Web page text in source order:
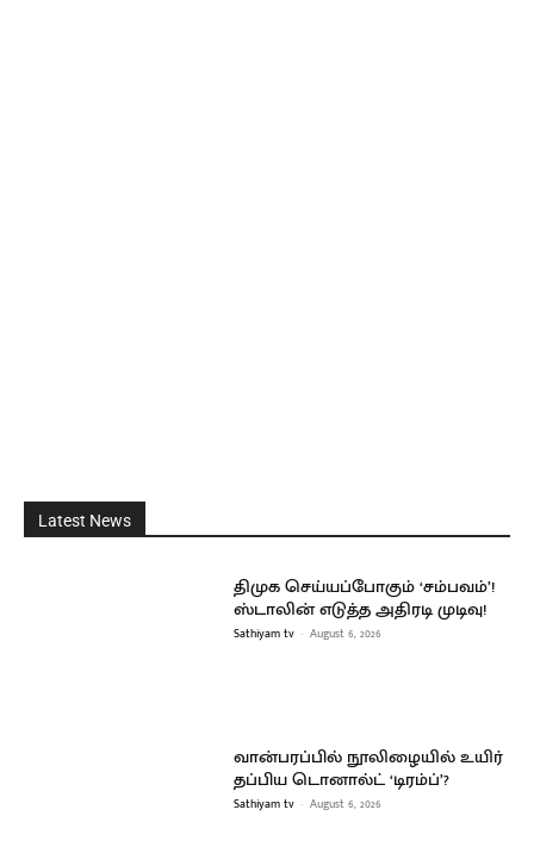
Latest News
திமுக செய்யப்போகும் ‘சம்பவம்’!
ஸ்டாலின் எடுத்த அதிரடி முடிவு!
Sathiyam tv - August 6, 2026
வான்பரப்பில் நூலிழையில் உயிர்
தப்பிய டொனால்ட் ‘டிரம்ப்’?
Sathiyam tv - August 6, 2026